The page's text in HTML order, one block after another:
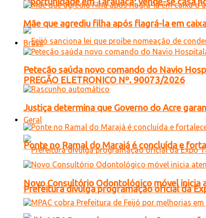
PREGÃO ELETRONICO Nº. 90073/2026
Geral
Prefeitura divulga programação oficial da
Mãe que agrediu filha após flagrá-la em
Brasil
Petecão saúda novo comando do Navio
Justiça determina que Governo do Acre
Ponte no Ramal do Marajá é concluída e
Novo Consultório Odontológico móvel inicia